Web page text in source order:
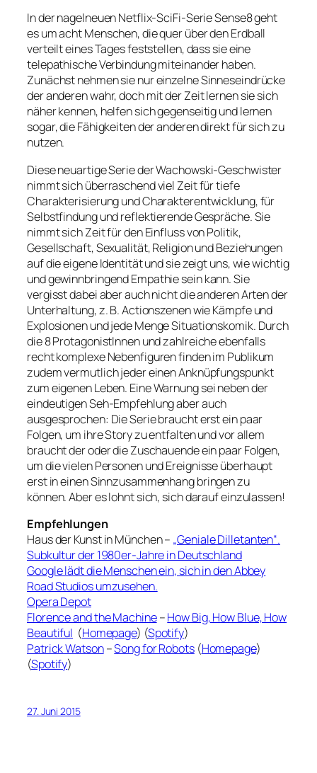
In der nagelneuen Netflix-SciFi-Serie Sense8 geht
es um acht Menschen, die quer über den Erdball
verteilt eines Tages feststellen, dass sie eine
telepathische Verbindung miteinander haben.
Zunächst nehmen sie nur einzelne Sinneseindrücke
der anderen wahr, doch mit der Zeit lernen sie sich
näher kennen, helfen sich gegenseitig und lernen
sogar, die Fähigkeiten der anderen direkt für sich zu
nutzen.
Diese neuartige Serie der Wachowski-Geschwister
nimmt sich überraschend viel Zeit für tiefe
Charakterisierung und Charakterentwicklung, für
Selbstfindung und reflektierende Gespräche. Sie
nimmt sich Zeit für den Einfluss von Politik,
Gesellschaft, Sexualität, Religion und Beziehungen
auf die eigene Identität und sie zeigt uns, wie wichtig
und gewinnbringend Empathie sein kann. Sie
vergisst dabei aber auch nicht die anderen Arten der
Unterhaltung, z. B. Actionszenen wie Kämpfe und
Explosionen und jede Menge Situationskomik. Durch
die 8 ProtagonistInnen und zahlreiche ebenfalls
recht komplexe Nebenfiguren finden im Publikum
zudem vermutlich jeder einen Anknüpfungspunkt
zum eigenen Leben. Eine Warnung sei neben der
eindeutigen Seh-Empfehlung aber auch
ausgesprochen: Die Serie braucht erst ein paar
Folgen, um ihre Story zu entfalten und vor allem
braucht der oder die Zuschauende ein paar Folgen,
um die vielen Personen und Ereignisse überhaupt
erst in einen Sinnzusammenhang bringen zu
können. Aber es lohnt sich, sich darauf einzulassen!
Empfehlungen
Haus der Kunst in München – „Geniale Dilletanten“.
Subkultur der 1980er-Jahre in Deutschland
Google lädt die Menschen ein, sich in den Abbey
Road Studios umzusehen.
Opera Depot
Florence and the Machine–How Big, How Blue, How
Beautiful (Homepage) (Spotify)
Patrick Watson–Song for Robots(Homepage)
(Spotify)
27. Juni 2015